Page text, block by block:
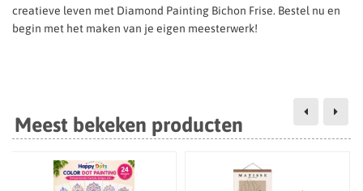
creatieve leven met Diamond Painting Bichon Frise. Bestel nu en
begin met het maken van je eigen meesterwerk!
Meest bekeken producten